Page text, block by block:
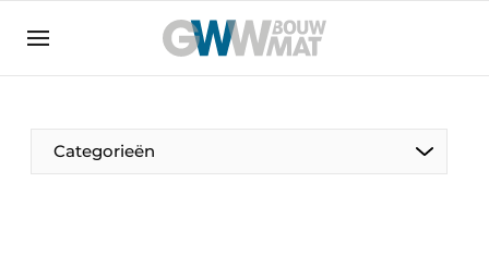
Bedrijven
Contact
Categorieën